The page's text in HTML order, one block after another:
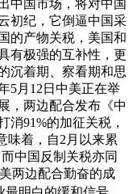
中国市场，将对中国
初纪，它倒逼中国采
的产物关税，美国和
有极强的互补性，更
沉着期、察看期和思
5月12日中美正在举
，两边配合发布《中
消91%的加征关税，
味着，自2月以来累
中国反制关税亦同
两边配合勤奋的成